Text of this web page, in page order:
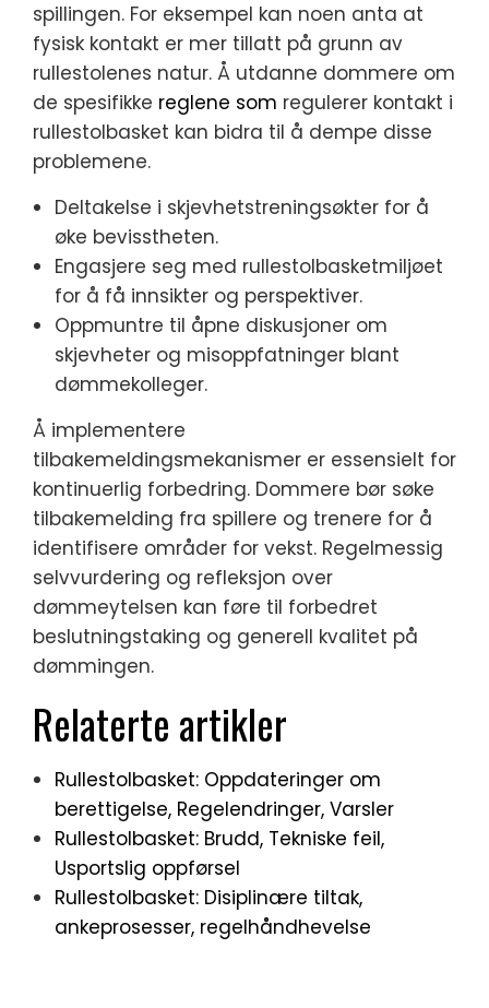
spillingen. For eksempel kan noen anta at
fysisk kontakt er mer tillatt på grunn av
rullestolenes natur. Å utdanne dommere om
de spesifikke reglene som regulerer kontakt i
rullestolbasket kan bidra til å dempe disse
problemene.
Deltakelse i skjevhetstreningsøkter for å
øke bevisstheten.
Engasjere seg med rullestolbasketmiljøet
for å få innsikter og perspektiver.
Oppmuntre til åpne diskusjoner om
skjevheter og misoppfatninger blant
dømmekolleger.
Å implementere
tilbakemeldingsmekanismer er essensielt for
kontinuerlig forbedring. Dommere bør søke
tilbakemelding fra spillere og trenere for å
identifisere områder for vekst. Regelmessig
selvvurdering og refleksjon over
dømmeytelsen kan føre til forbedret
beslutningstaking og generell kvalitet på
dømmingen.
Relaterte artikler
Rullestolbasket: Oppdateringer om
berettigelse, Regelendringer, Varsler
Rullestolbasket: Brudd, Tekniske feil,
Usportslig oppførsel
Rullestolbasket: Disiplinære tiltak,
ankeprosesser, regelhåndhevelse